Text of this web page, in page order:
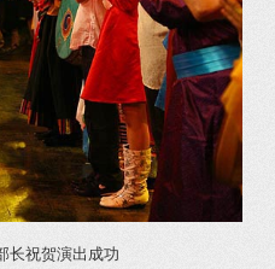
长祝贺演出成功